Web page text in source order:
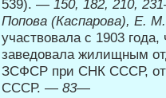
539). — 150, 182, 210,
Попова (Каспарова), Е.
участвовала с 1903
заведовала жилищным
ЗСФСР при СНК СССР,
СССР. — 83—